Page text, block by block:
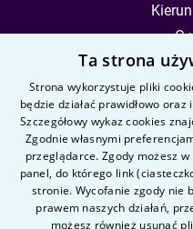
O
Pytania
Ta strona
Strona wykorzystuje pliki
będzie działać prawidłowo
Szczegółowy wykaz cookies
Zgodnie własnymi
przeglądarce. Zgody możesz
panel, do którego link
stronie. Wycofanie zgody nie
prawem naszych działań,
możesz również usunąć